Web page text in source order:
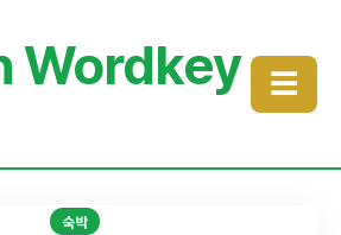
Wordkey ☰
숙박